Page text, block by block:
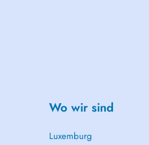
Wo wir sind
Luxemburg